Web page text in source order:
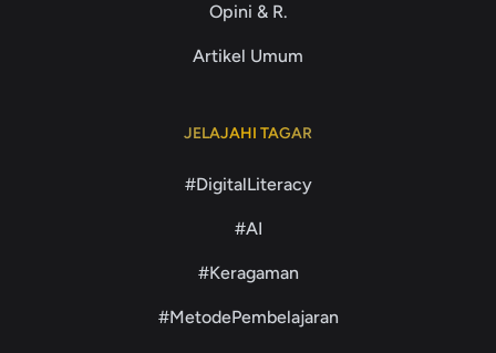
Opini & R.
Artikel Umum
JELAJAHI TAGAR
#DigitalLiteracy
#AI
#Keragaman
#MetodePembelajaran